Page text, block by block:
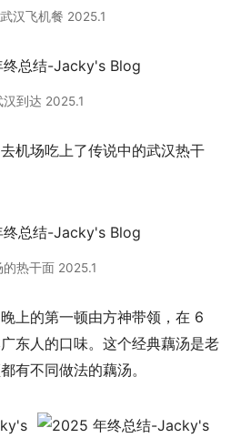
汉飞机餐 2025.1
汉到达 2025.1
机场吃上了传说中的武汉热干
的热干面 2025.1
上的第一顿由方神带领，在 6
东人的口味。这个经典藕汤是老
有不同做法的藕汤。